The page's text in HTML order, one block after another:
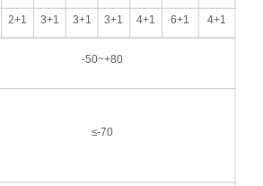
2+1 3+1 3+1 3+1 4+1 6+1 4+1
-50~+80
≤-70